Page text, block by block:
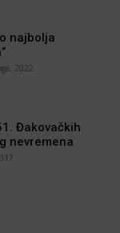
najbolja
2022
Đakovačkih
nevremena